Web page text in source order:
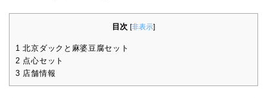
目次 [非表示]
1 北京ダックと麻婆豆腐セット
2 点心セット
3 店舗情報